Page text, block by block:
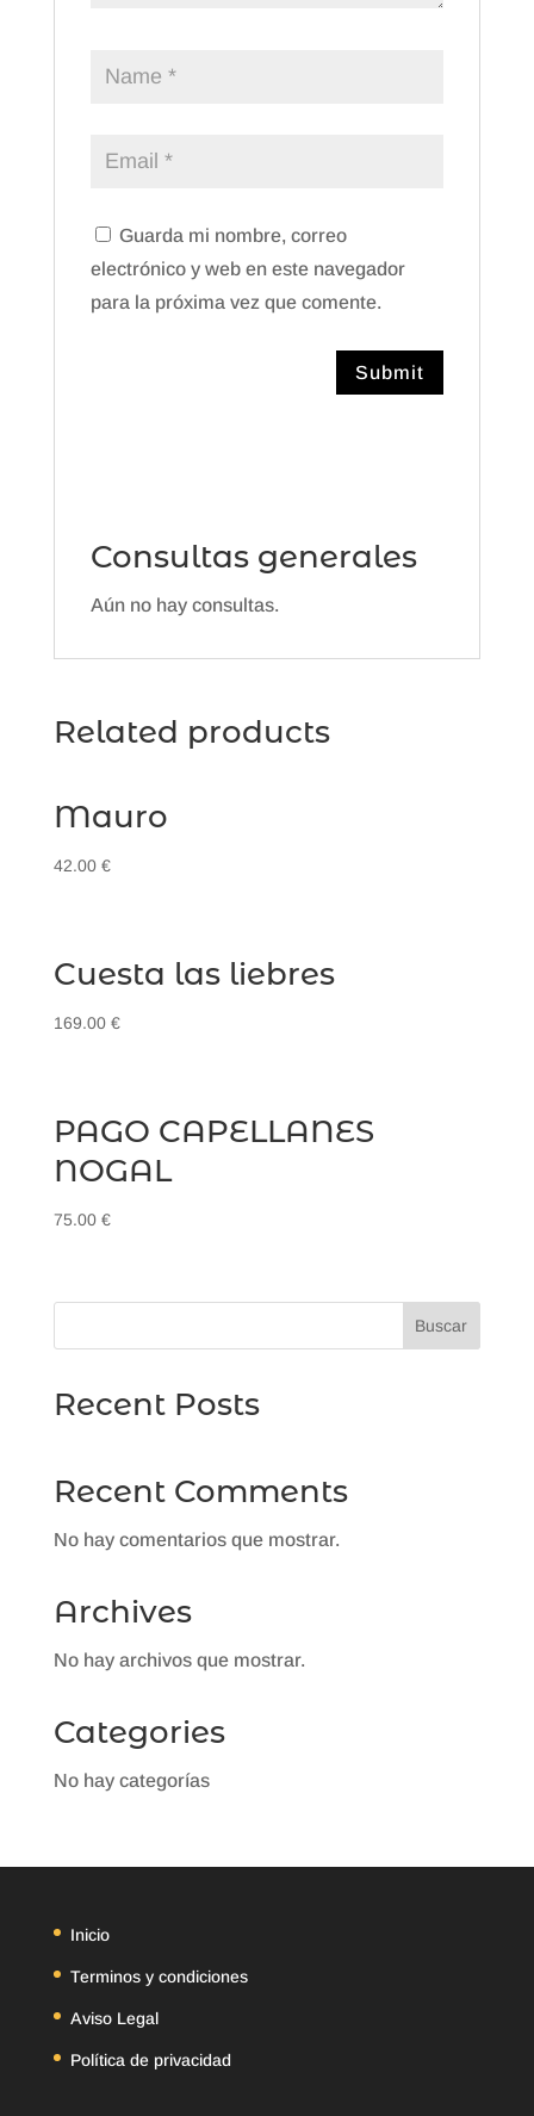
Guarda mi nombre, correo
electrónico y web en este navegador
para la próxima vez que comente.
Consultas generales
Aún no hay consultas.
Related products
Mauro
42.00 €
Cuesta las liebres
169.00 €
PAGO CAPELLANES
NOGAL
75.00 €
Buscar
Recent Posts
Recent Comments
No hay comentarios que mostrar.
Archives
No hay archivos que mostrar.
Categories
No hay categorías
Inicio
Terminos y condiciones
Aviso Legal
Política de privacidad